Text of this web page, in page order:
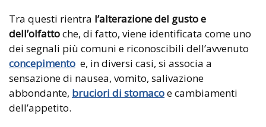
Tra questi rientra l’alterazione del gusto e
dell’olfattoche, di fatto, viene identificata come uno
dei segnali più comuni e riconoscibili dell’avvenuto
concepimento e, in diversi casi, si associa a
sensazione di nausea, vomito, salivazione
abbondante, bruciori di stomacoe cambiamenti
dell’appetito.